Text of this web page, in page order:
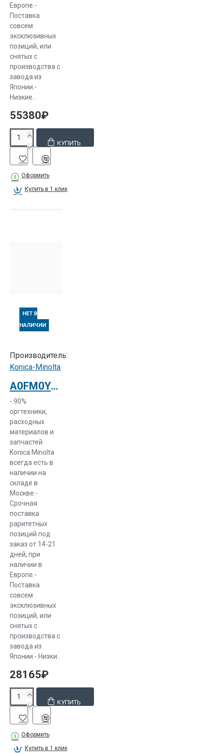
Европе.-
Поставка
совсем
эксклюзивных
позиций, или
снятых с
производства с
завода из
Японии.-
Низкие..
55380₽
КУПИТЬ
Оформить
Купить в 1 клик
НЕТ В
НАЛИЧИИ
Производитель:
Konica-Minolta
A0FM0Y2 Комплект обслуживания Konica Minolta (200K)
- 90%
оргтехники,
расходных
материалов и
запчастей
Konica Minolta
всегда есть в
наличии на
складе в
Москве.-
Срочная
поставка
раритетных
позиций под
заказ от 14-21
дней, при
наличии в
Европе.-
Поставка
совсем
эксклюзивных
позиций, или
снятых с
производства с
завода из
Японии.- Низки..
28165₽
КУПИТЬ
Оформить
Купить в 1 клик